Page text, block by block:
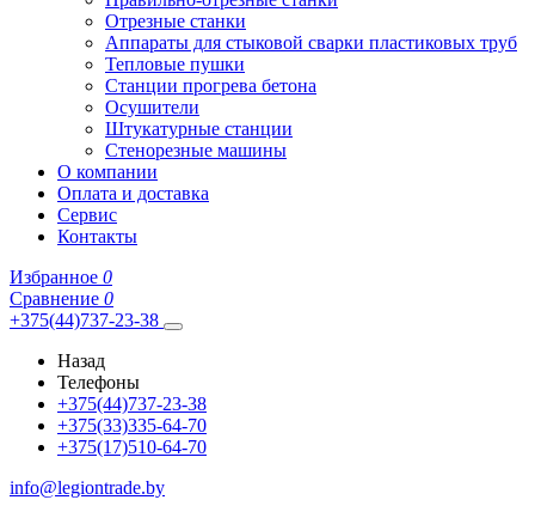
Отрезные станки
Аппараты для стыковой сварки пластиковых труб
Тепловые пушки
Станции прогрева бетона
Осушители
Штукатурные станции
Стенорезные машины
О компании
Оплата и доставка
Сервис
Контакты
Избранное 0
Сравнение 0
+375(44)737-23-38
Назад
Телефоны
+375(44)737-23-38
+375(33)335-64-70
+375(17)510-64-70
info@legiontrade.by